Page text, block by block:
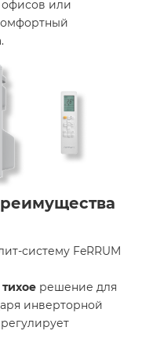
офисов или
систему FeRRUM
тихое решение для
инверторной